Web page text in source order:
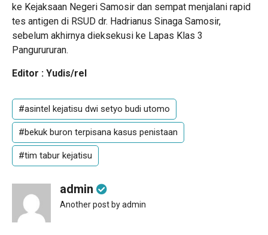
ke Kejaksaan Negeri Samosir dan sempat menjalani rapid
tes antigen di RSUD dr. Hadrianus Sinaga Samosir,
sebelum akhirnya dieksekusi ke Lapas Klas 3
Pangurururan.
Editor : Yudis/rel
#asintel kejatisu dwi setyo budi utomo
#bekuk buron terpisana kasus penistaan
#tim tabur kejatisu
admin
Another post by admin